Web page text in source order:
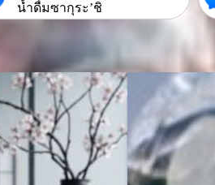
น้ำดื่มซากุระ’ชิ